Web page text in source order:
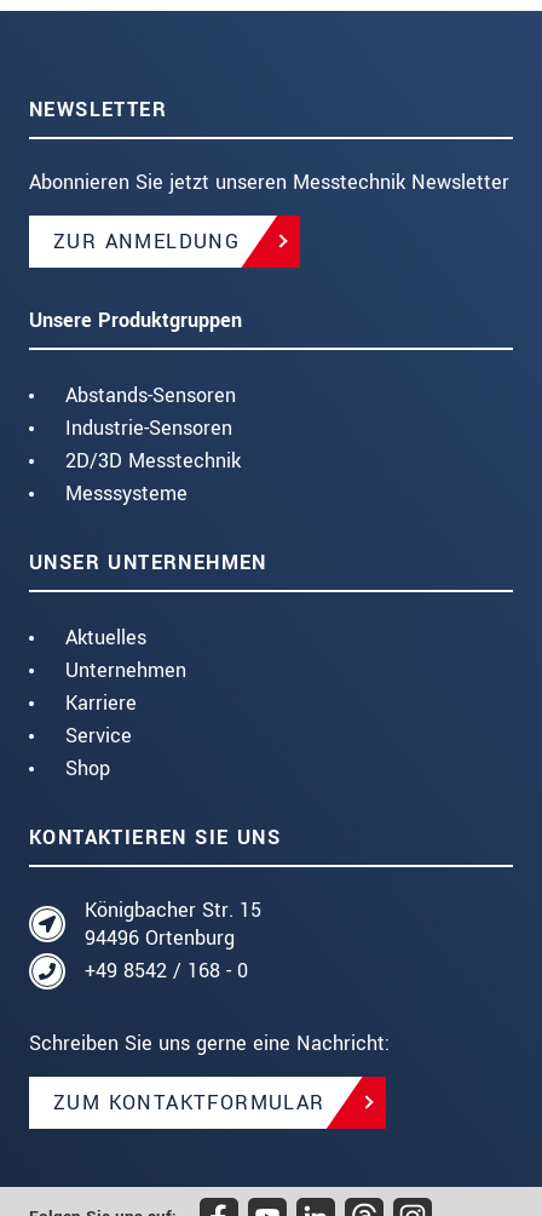
NEWSLETTER
Abonnieren Sie jetzt unseren Messtechnik Newsletter
ZUR ANMELDUNG
Unsere Produktgruppen
Abstands-Sensoren
Industrie-Sensoren
2D/3D Messtechnik
Messsysteme
UNSER UNTERNEHMEN
Aktuelles
Unternehmen
Karriere
Service
Shop
KONTAKTIEREN SIE UNS
Königbacher Str. 15
94496 Ortenburg
+49 8542 / 168 - 0
Schreiben Sie uns gerne eine Nachricht:
ZUM KONTAKTFORMULAR